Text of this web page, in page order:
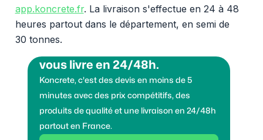
app.koncrete.fr. La livraison s'effectue en 24 à 48
heures partout dans le département, en semi de
30 tonnes.
vous livre en 24/48h.
Koncrete, c'est des devis en moins de 5
minutes avec des prix compétitifs, des
produits de qualité et une livraison en 24/48h
partout en France.